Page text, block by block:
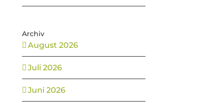
Archiv
August 2026
Juli 2026
Juni 2026